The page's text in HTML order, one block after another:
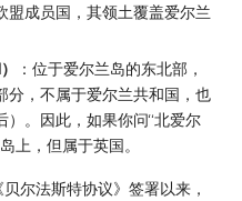
盟成员国，其领土覆盖爱尔兰
：位于爱尔兰岛的东北部，
分，不属于爱尔兰共和国，也
。因此，如果你问“北爱尔
上，但属于英国。
尔法斯特协议》签署以来，